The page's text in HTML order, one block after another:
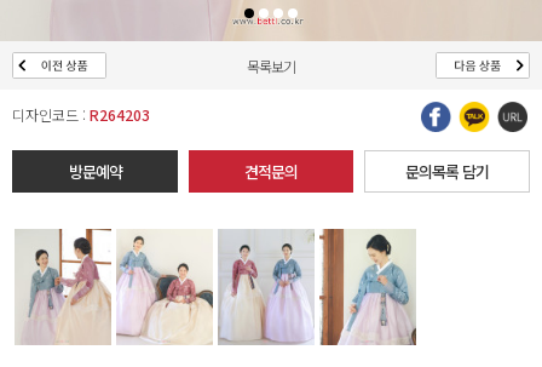
목록보기
디자인코드 : R264203
방문예약 견적문의 문의목록 담기